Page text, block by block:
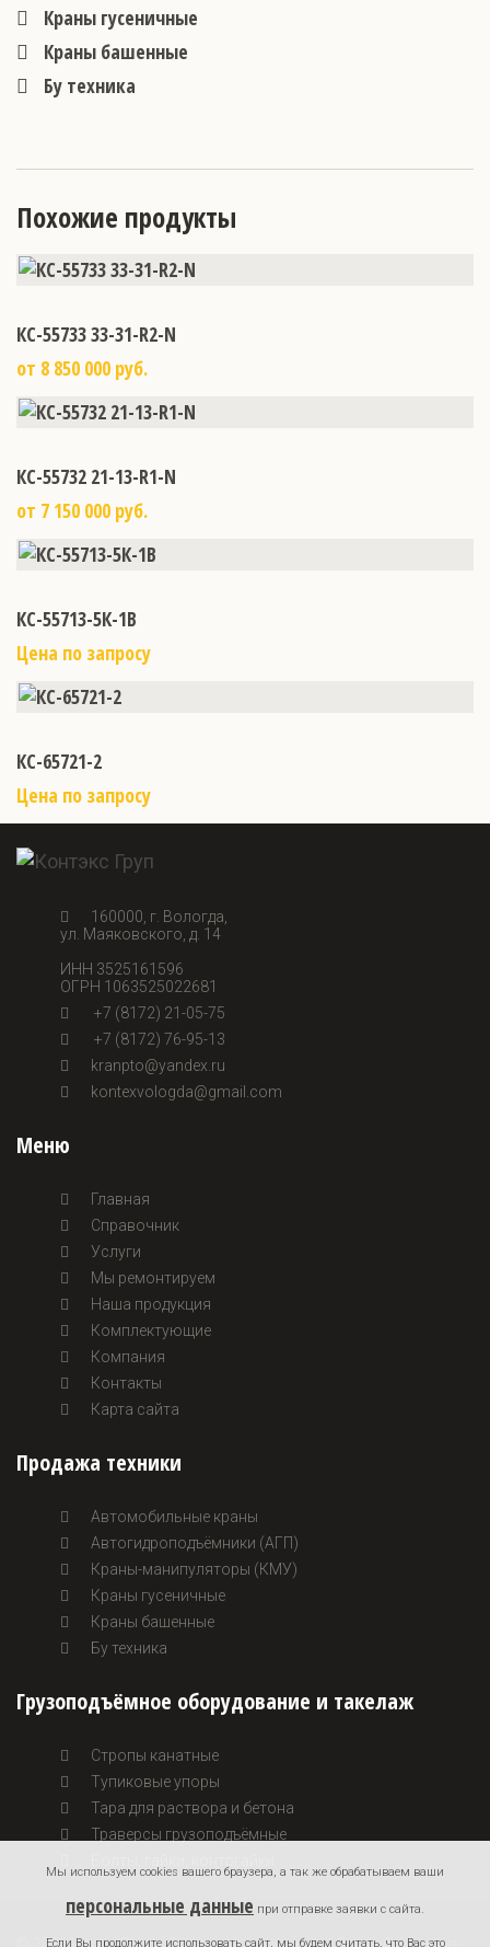
Краны гусеничные
Краны башенные
Бу техника
Похожие продукты
КС-55733 33-31-R2-N
от 8 850 000 руб.
КС-55732 21-13-R1-N
от 7 150 000 руб.
КС-55713-5К-1В
Цена по запросу
КС-65721-2
Цена по запросу
160000, г. Вологда,
ул. Маяковского, д. 14
ИНН 3525161596
ОГРН 1063525022681
+7 (8172) 21-05-75
+7 (8172) 76-95-13
kranpto@yandex.ru
kontexvologda@gmail.com
Меню
Главная
Справочник
Услуги
Мы ремонтируем
Наша продукция
Комплектующие
Компания
Контакты
Карта сайта
Продажа техники
Автомобильные краны
Автогидроподъёмники (АГП)
Краны-манипуляторы (КМУ)
Краны гусеничные
Краны башенные
Бу техника
Грузоподъёмное оборудование и такелаж
Стропы канатные
Тупиковые упоры
Тара для раствора и бетона
Траверсы грузоподъёмные
© 2026 KontexGroup. Все права защищены. | Данный интернет-
Мы используем cookies вашего браузера, а так же обрабатываем ваши
персональные данные при отправке заявки с сайта.
Если Вы продолжите использовать сайт, мы будем считать, что Вас это